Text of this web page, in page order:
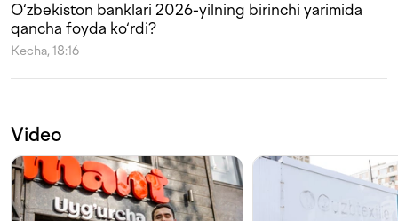
O‘zbekiston banklari 2026-yilning birinchi yarimida
qancha foyda ko‘rdi?
Kecha, 18:16
Video